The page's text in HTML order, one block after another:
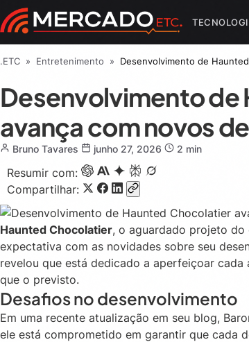
.ETC » Entretenimento » Desenvolvimento de
Desenvolvimento
avança com novos
Bruno Tavares junho 27, 2026 2 min
Resumir com:
Compartilhar:
Haunted Chocolatier, o aguardado projeto do
expectativa com as novidades sobre seu
revelou que está dedicado a aperfeiçoar
que o previsto.
Desafios no desenvolvimento
Em uma recente atualização em seu blog,
ele está comprometido em garantir que cada